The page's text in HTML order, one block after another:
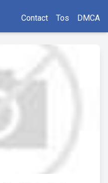
Contact Tos DMCA